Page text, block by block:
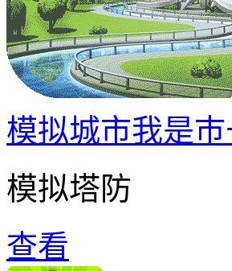
模拟城市我是
模拟塔防
查看